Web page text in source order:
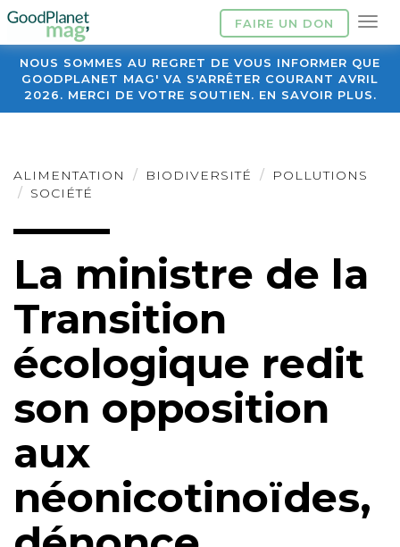
FAIRE UN DON
NOUS SOMMES AU REGRET DE VOUS INFORMER QUE
GOODPLANET MAG' VA S'ARRÊTER COURANT AVRIL
2026. MERCI DE VOTRE SOUTIEN. EN SAVOIR PLUS.
ALIMENTATION BIODIVERSITÉ
POLLUTIONS
SOCIÉTÉ
La ministre de la
Transition
écologique redit
son opposition
aux
néonicotinoïdes,